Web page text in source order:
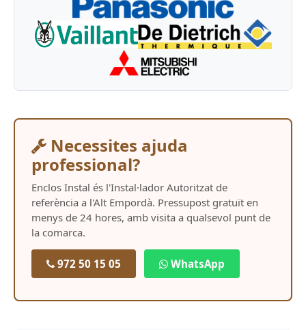
Necessites ajuda
professional?
Enclos Instal és l'Instal·lador Autoritzat de
referència a l'Alt Empordà. Pressupost gratuït en
menys de 24 hores, amb visita a qualsevol punt de
la comarca.
972 50 15 05 WhatsApp